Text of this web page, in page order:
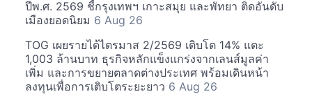
ปีพ.ศ. 2569 ชี้กรุงเทพฯ เกาะสมุย และพัทยา ติดอันดับ
เมืองยอดนิยม 6 Aug 26
TOG เผยรายได้ไตรมาส 2/2569 เติบโต 14% แตะ
1,003 ล้านบาท ธุรกิจหลักแข็งแกร่งจากเลนส์มูลค่า
เพิ่ม และการขยายตลาดต่างประเทศ พร้อมเดินหน้า
ลงทุนเพื่อการเติบโตระยะยาว 6 Aug 26